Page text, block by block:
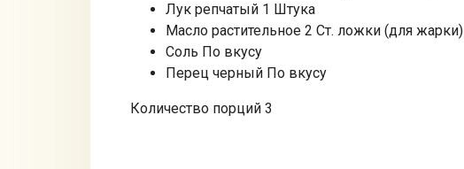
Лук репчатый 1 Штука
Масло растительное 2 Ст. ложки (для жарки)
Соль По вкусу
Перец черный По вкусу
Количество порций 3